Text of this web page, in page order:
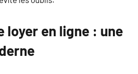
loyer en ligne : une